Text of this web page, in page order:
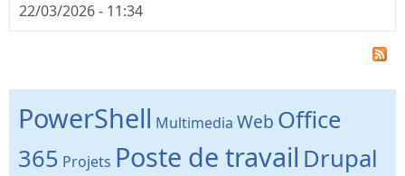
22/03/2026 - 11:34
PowerShell Multimedia Web Office
365 Projets Poste de travail Drupal